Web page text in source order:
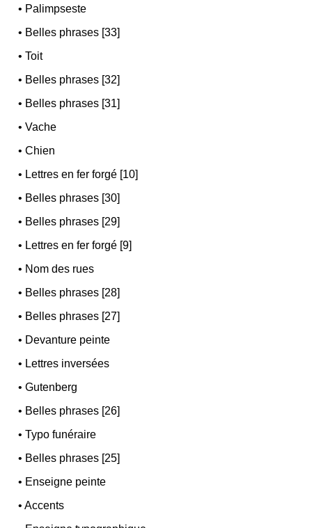
• Palimpseste
• Belles phrases [33]
•Toit
• Belles phrases [32]
• Belles phrases [31]
•Vache
•Chien
• Lettres en fer forgé [10]
• Belles phrases [30]
• Belles phrases [29]
• Lettres en fer forgé [9]
• Nom des rues
• Belles phrases [28]
• Belles phrases [27]
• Devanture peinte
• Lettres inversées
•Gutenberg
• Belles phrases [26]
•Typo funéraire
• Belles phrases [25]
• Enseigne peinte
•Accents